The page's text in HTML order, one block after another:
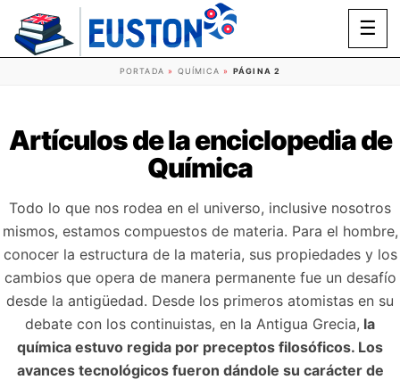
☰
PORTADA » QUÍMICA » PÁGINA 2
Artículos de la enciclopedia de
Química
Todo lo que nos rodea en el universo, inclusive nosotros
mismos, estamos compuestos de materia. Para el hombre,
conocer la estructura de la materia, sus propiedades y los
cambios que opera de manera permanente fue un desafío
desde la antigüedad. Desde los primeros atomistas en su
debate con los continuistas, en la Antigua Grecia, la
química estuvo regida por preceptos filosóficos. Los
avances tecnológicos fueron dándole su carácter de